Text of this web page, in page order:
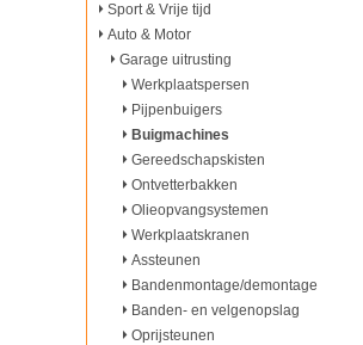
Sport & Vrije tijd
Auto & Motor
Garage uitrusting
Werkplaatspersen
Pijpenbuigers
Buigmachines
Gereedschapskisten
Ontvetterbakken
Olieopvangsystemen
Werkplaatskranen
Assteunen
Bandenmontage/demontage
Banden- en velgenopslag
Oprijsteunen